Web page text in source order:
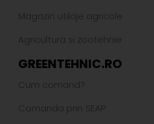
Magazin utilaje agricole
Agricultura si zootehnie
GREENTEHNIC.RO
Cum comand?
Comanda prin SEAP